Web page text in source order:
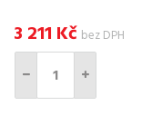
Blue...
3 211 Kč bez DPH